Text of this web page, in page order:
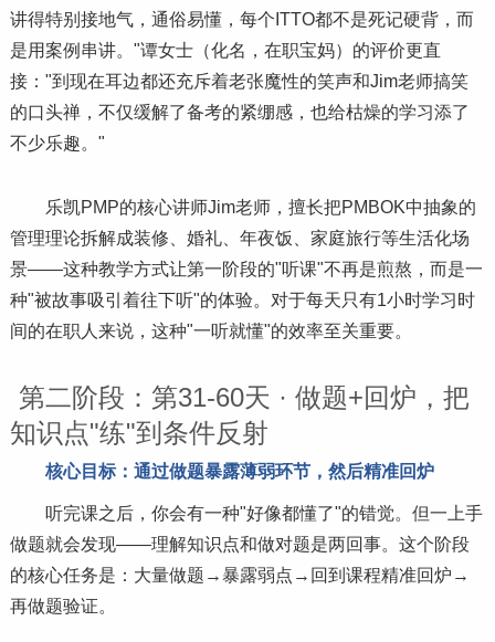
讲得特别接地气，通俗易懂，每个ITTO都不是死记硬背，而
是用案例串讲。"谭女士（化名，在职宝妈）的评价更直
接："到现在耳边都还充斥着老张魔性的笑声和Jim老师搞笑
的口头禅，不仅缓解了备考的紧绷感，也给枯燥的学习添了
不少乐趣。"
乐凯PMP的核心讲师Jim老师，擅长把PMBOK中抽象的
管理理论拆解成装修、婚礼、年夜饭、家庭旅行等生活化场
景——这种教学方式让第一阶段的"听课"不再是煎熬，而是一
种"被故事吸引着往下听"的体验。对于每天只有1小时学习 时
间的在职人来说，这种"一听就懂"的效率至关重要。
第二阶段：第31-60天 · 做题+回炉，把
知识点"练"到条件反射
核心目标：通过做题暴露薄弱环节，然后精准回炉
听完课之后，你会有一种"好像都懂了"的错觉。但一上手
做题就会发现——理解知识点和做对题是两回事。这个阶段
的核心任务是：大量做题→暴露弱点→回到课程精准回炉→
再做题验证。